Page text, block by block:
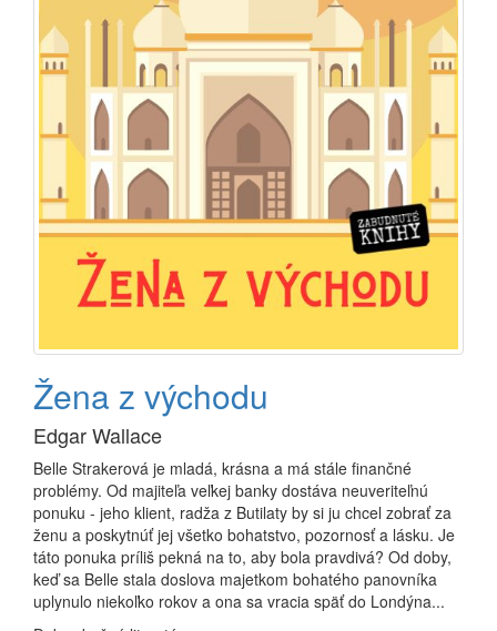
Žena z východu
Edgar Wallace
Belle Strakerová je mladá, krásna a má stále finančné
problémy. Od majiteľa veľkej banky dostáva neuveriteľnú
ponuku - jeho klient, radža z Butilaty by si ju chcel zobrať za
ženu a poskytnúť jej všetko bohatstvo, pozornosť a lásku. Je
táto ponuka príliš pekná na to, aby bola pravdivá? Od doby,
keď sa Belle stala doslova majetkom bohatého panovníka
uplynulo niekoľko rokov a ona sa vracia späť do Londýna...